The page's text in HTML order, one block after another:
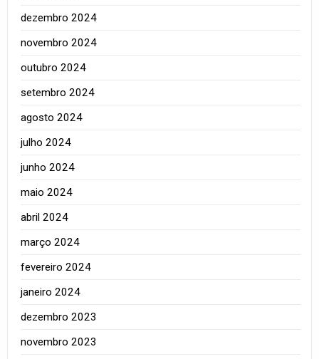
dezembro 2024
novembro 2024
outubro 2024
setembro 2024
agosto 2024
julho 2024
junho 2024
maio 2024
abril 2024
março 2024
fevereiro 2024
janeiro 2024
dezembro 2023
novembro 2023